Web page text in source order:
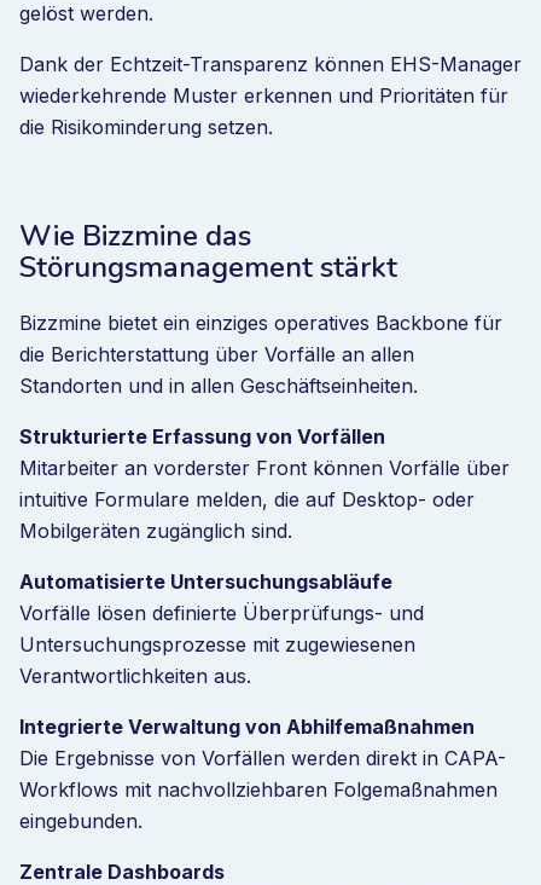
gelöst werden.
Dank der Echtzeit-Transparenz können EHS-Manager
wiederkehrende Muster erkennen und Prioritäten für
die Risikominderung setzen.
Wie Bizzmine das
Störungsmanagement stärkt
Bizzmine bietet ein einziges operatives Backbone für
die Berichterstattung über Vorfälle an allen
Standorten und in allen Geschäftseinheiten.
Strukturierte Erfassung von Vorfällen
Mitarbeiter an vorderster Front können Vorfälle über
intuitive Formulare melden, die auf Desktop- oder
Mobilgeräten zugänglich sind.
Automatisierte Untersuchungsabläufe
Vorfälle lösen definierte Überprüfungs- und
Untersuchungsprozesse mit zugewiesenen
Verantwortlichkeiten aus.
Integrierte Verwaltung von Abhilfemaßnahmen
Die Ergebnisse von Vorfällen werden direkt in CAPA-
Workflows mit nachvollziehbaren Folgemaßnahmen
eingebunden.
Zentrale Dashboards